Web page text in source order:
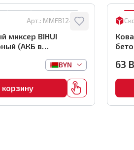
Арт.: MMFB12-2-BC
миксер BIHUI
(АКБ в
BYN
корзину
63